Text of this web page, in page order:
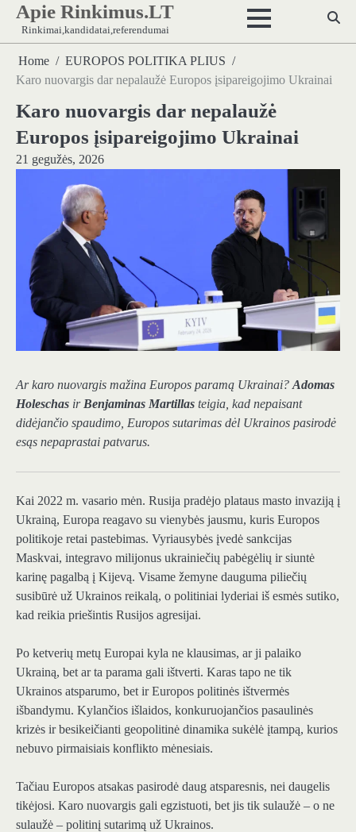
Skip
content
Apie Rinkimus.LT
Rinkimai,kandidatai,referendumai
Home
EUROPOS POLITIKA PLIUS
Karo nuovargis dar nepalaužė Europos įsipareigojimo Ukrainai
Karo nuovargis dar nepalaužė
Europos įsipareigojimo Ukrainai
21 gegužės, 2026
Ar karo nuovargis mažina Europos paramą Ukrainai?Adomas
Holeschas irBenjaminas Martillas teigia, kad nepaisant
didėjančio spaudimo, Europos sutarimas dėl Ukrainos pasirodė
esąs nepaprastai patvarus.
Kai 2022 m. vasario mėn. Rusija pradėjo plataus masto invaziją į
Ukrainą, Europa reagavo su vienybės jausmu, kuris Europos
politikoje retai pastebimas. Vyriausybės įvedė sankcijas
Maskvai, integravo milijonus ukrainiečių pabėgėlių ir siuntė
karinę pagalbą į Kijevą. Visame žemyne ​​dauguma piliečių
susibūrė už Ukrainos reikalą, o politiniai lyderiai iš esmės sutiko,
kad reikia priešintis Rusijos agresijai.
Po ketverių metų Europai kyla ne klausimas, ar ji palaiko
Ukrainą, bet ar ta parama gali ištverti. Karas tapo ne tik
Ukrainos atsparumo, bet ir Europos politinės ištvermės
išbandymu. Kylančios išlaidos, konkuruojančios pasaulinės
krizės ir besikeičianti geopolitinė dinamika sukėlė įtampą, kurios
nebuvo pirmaisiais konflikto mėnesiais.
Tačiau Europos atsakas pasirodė daug atsparesnis, nei daugelis
tikėjosi. Karo nuovargis gali egzistuoti, bet jis tik sulaužė – o ne
sulaužė – politinį sutarimą už Ukrainos.